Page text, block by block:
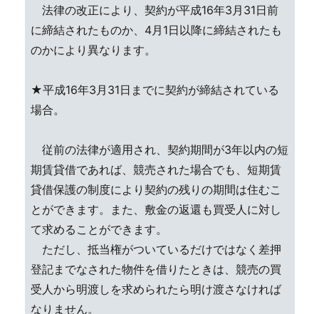
法律の改正により、契約が平成16年3月31日前
に締結されたものか、4月1日以降に締結されたも
のかにより異なります。
★平成16年3月31日までに契約が締結されている
場合。
従前の法律が適用され、契約期間が3年以内の短
期賃貸借であれば、競売された場合でも、短期賃
貸借保護の制度により契約の残りの期間は住むこ
とができます。また、敷金の返還も買受人に対し
て求めることができます。
ただし、抵当権がついているだけではなく差押
登記までなされた物件を借りたときは、競売の買
受人から明渡しを求められたら明け渡さなければ
なりません。